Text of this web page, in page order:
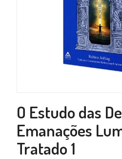
O Estudo das
Emanações
Tratado 1